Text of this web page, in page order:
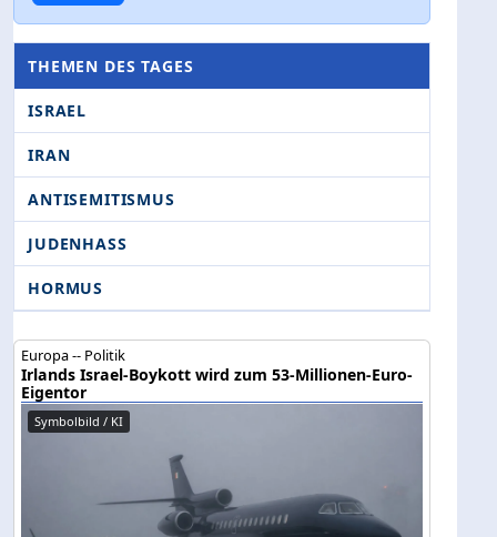
THEMEN DES TAGES
ISRAEL
IRAN
ANTISEMITISMUS
JUDENHASS
HORMUS
Europa -- Politik
Irlands Israel-Boykott wird zum 53-Millionen-Euro-
Eigentor
Symbolbild / KI